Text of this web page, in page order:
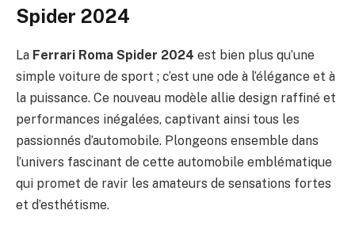
Spider 2024
La Ferrari Roma Spider 2024 est bien plus qu’une
simple voiture de sport ; c’est une ode à l’élégance et à
la puissance. Ce nouveau modèle allie design raffiné et
performances inégalées, captivant ainsi tous les
passionnés d’automobile. Plongeons ensemble dans
l’univers fascinant de cette automobile emblématique
qui promet de ravir les amateurs de sensations fortes
et d’esthétisme.